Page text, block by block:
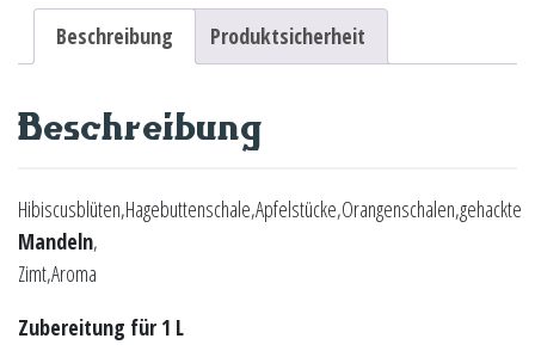
Beschreibung Produktsicherheit
Beschreibung
Hibiscusblüten,Hagebuttenschale,Apfelstücke,Orangenschalen,gehackte
Mandeln,
Zimt,Aroma
Zubereitung für 1 L